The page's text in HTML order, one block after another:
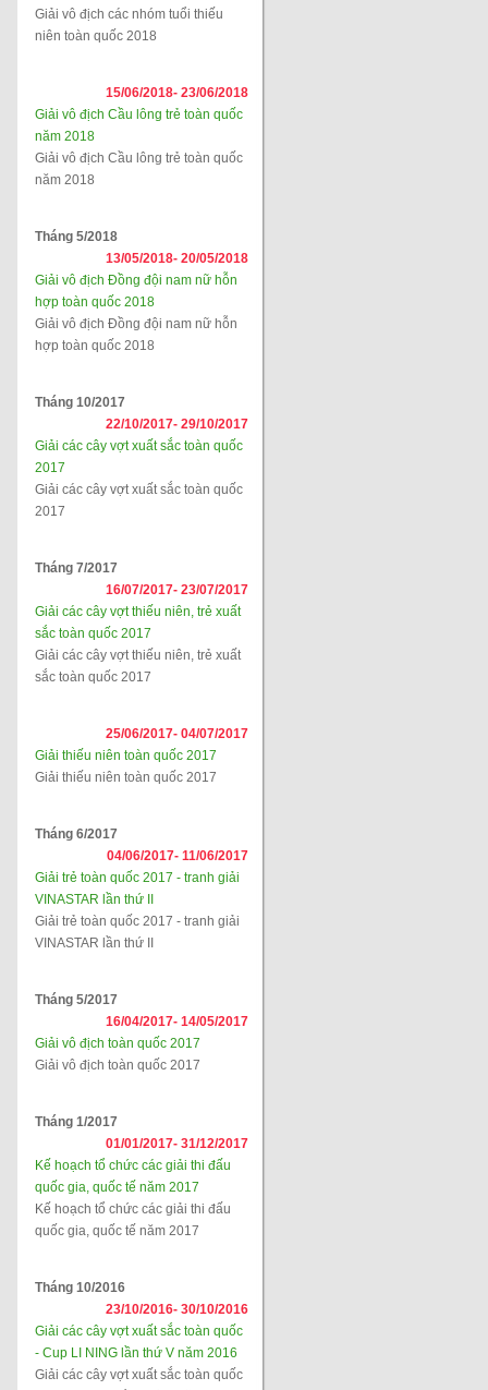
Giải vô địch các nhóm tuổi thiếu
niên toàn quốc 2018
15/06/2018- 23/06/2018
Giải vô địch Cầu lông trẻ toàn quốc
năm 2018
Giải vô địch Cầu lông trẻ toàn quốc
năm 2018
Tháng 5/2018
13/05/2018- 20/05/2018
Giải vô địch Đồng đội nam nữ hỗn
hợp toàn quốc 2018
Giải vô địch Đồng đội nam nữ hỗn
hợp toàn quốc 2018
Tháng 10/2017
22/10/2017- 29/10/2017
Giải các cây vợt xuất sắc toàn quốc
2017
Giải các cây vợt xuất sắc toàn quốc
2017
Tháng 7/2017
16/07/2017- 23/07/2017
Giải các cây vợt thiếu niên, trẻ xuất
sắc toàn quốc 2017
Giải các cây vợt thiếu niên, trẻ xuất
sắc toàn quốc 2017
25/06/2017- 04/07/2017
Giải thiếu niên toàn quốc 2017
Giải thiếu niên toàn quốc 2017
Tháng 6/2017
04/06/2017- 11/06/2017
Giải trẻ toàn quốc 2017 - tranh giải
VINASTAR lần thứ II
Giải trẻ toàn quốc 2017 - tranh giải
VINASTAR lần thứ II
Tháng 5/2017
16/04/2017- 14/05/2017
Giải vô địch toàn quốc 2017
Giải vô địch toàn quốc 2017
Tháng 1/2017
01/01/2017- 31/12/2017
Kế hoạch tổ chức các giải thi đấu
quốc gia, quốc tế năm 2017
Kế hoạch tổ chức các giải thi đấu
quốc gia, quốc tế năm 2017
Tháng 10/2016
23/10/2016- 30/10/2016
Giải các cây vợt xuất sắc toàn quốc
- Cup LI NING lần thứ V năm 2016
Giải các cây vợt xuất sắc toàn quốc